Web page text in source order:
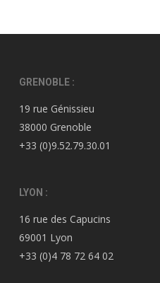
GRENOBLE :
19 rue Génissieu
38000 Grenoble
+33 (0)9.52.79.30.01
LYON :
16 rue des Capucins
69001 Lyon
+33 (0)4 78 72 64 02